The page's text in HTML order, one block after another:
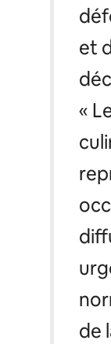
et
«
de